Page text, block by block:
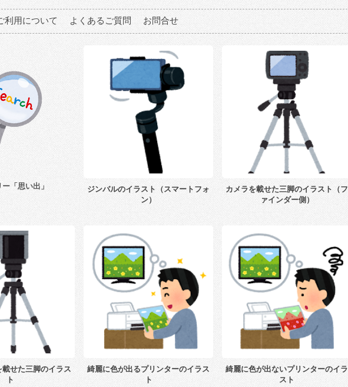
利用について よくあるご質問 お問合せ
「思い出」
ジンバルのイラスト（スマートフォ
ン）
カメラを載せた三脚のイラスト（フ
ァインダー側）
載せた三脚のイラス
ト
綺麗に色が出るプリンターのイラス
ト
綺麗に色が出ないプリンターのイラ
スト